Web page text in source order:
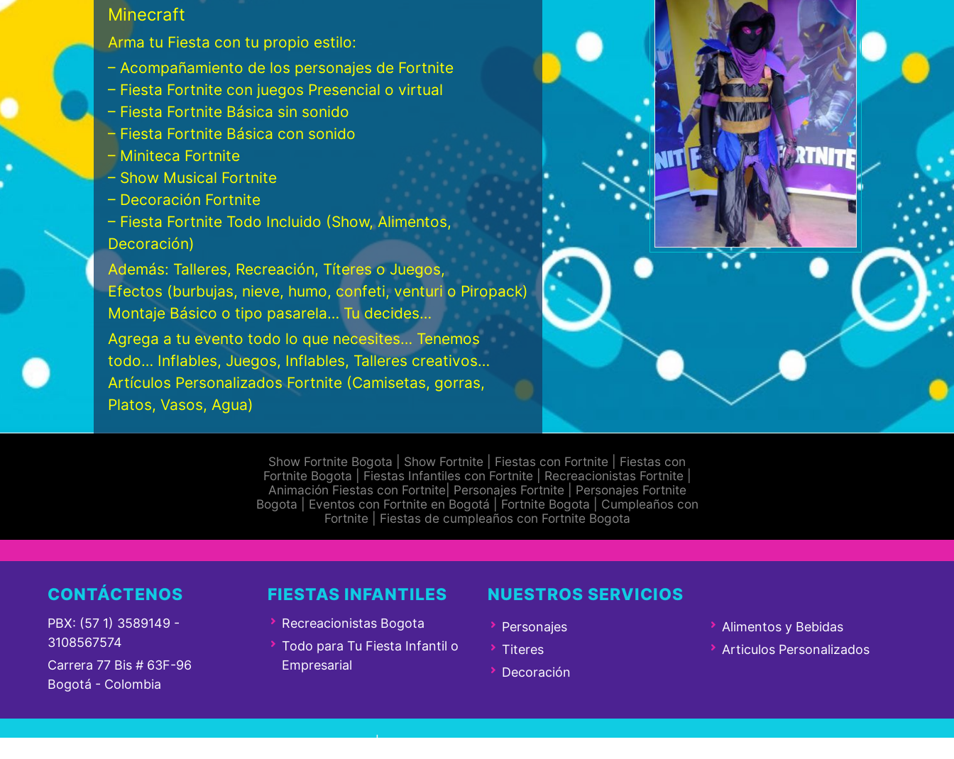
Minecraft
Arma tu Fiesta con tu propio estilo:
– Acompañamiento de los personajes de Fortnite
– Fiesta Fortnite con juegos Presencial o virtual
– Fiesta Fortnite Básica sin sonido
– Fiesta Fortnite Básica con sonido
– Miniteca Fortnite
– Show Musical Fortnite
– Decoración Fortnite
– Fiesta Fortnite Todo Incluido (Show, Alimentos,
Decoración)
Además: Talleres, Recreación, Títeres o Juegos,
Efectos (burbujas, nieve, humo, confeti, venturi o Piropack)
Montaje Básico o tipo pasarela… Tu decides…
Agrega a tu evento todo lo que necesites… Tenemos
todo… Inflables, Juegos, Inflables, Talleres creativos…
Artículos Personalizados Fortnite (Camisetas, gorras,
Platos, Vasos, Agua)
Show Fortnite Bogota | Show Fortnite | Fiestas con Fortnite | Fiestas con
Fortnite Bogota | Fiestas Infantiles con Fortnite | Recreacionistas Fortnite |
Animación Fiestas con Fortnite| Personajes Fortnite | Personajes Fortnite
Bogota | Eventos con Fortnite en Bogotá | Fortnite Bogota | Cumpleaños con
Fortnite | Fiestas de cumpleaños con Fortnite Bogota
CONTÁCTENOS
PBX: (57 1) 3589149 -
3108567574
Carrera 77 Bis # 63F-96
Bogotá - Colombia
FIESTAS INFANTILES
Recreacionistas Bogota
Todo para Tu Fiesta Infantil o
Empresarial
NUESTROS SERVICIOS
Personajes
Titeres
Decoración
Alimentos y Bebidas
Articulos Personalizados
Copyright 2026ZONA DE DIVERSION| Diseñado por: JOHN DELGADO - Posicionado por:Comercial Web